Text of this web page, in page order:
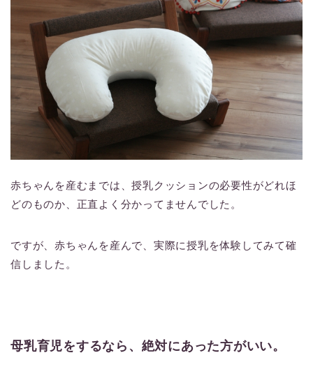
赤ちゃんを産むまでは、授乳クッションの必要性がどれほ
どのものか、正直よく分かってませんでした。
ですが、赤ちゃんを産んで、実際に授乳を体験してみて確
信しました。
母乳育児をするなら、絶対にあった方がいい。